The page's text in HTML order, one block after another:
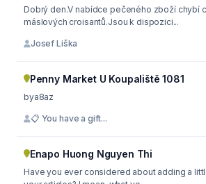
Dobrý den.V nabídce pečeného zboží chybí celodenní nabídka
máslových croisantů.Jsou k dispozici...
Josef Liška
Penny Market U Koupaliště 1081
bya8az
📋 You have a gift...
Enapo Huong Nguyen Thi
Have you ever considered about adding a